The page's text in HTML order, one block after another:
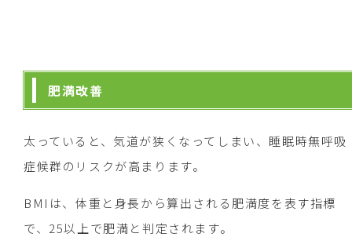
肥満改善
太っていると、気道が狭くなってしまい、睡眠時無呼吸
症候群のリスクが高まります。
BMIは、体重と身長から算出される肥満度を表す指標
で、25以上で肥満と判定されます。